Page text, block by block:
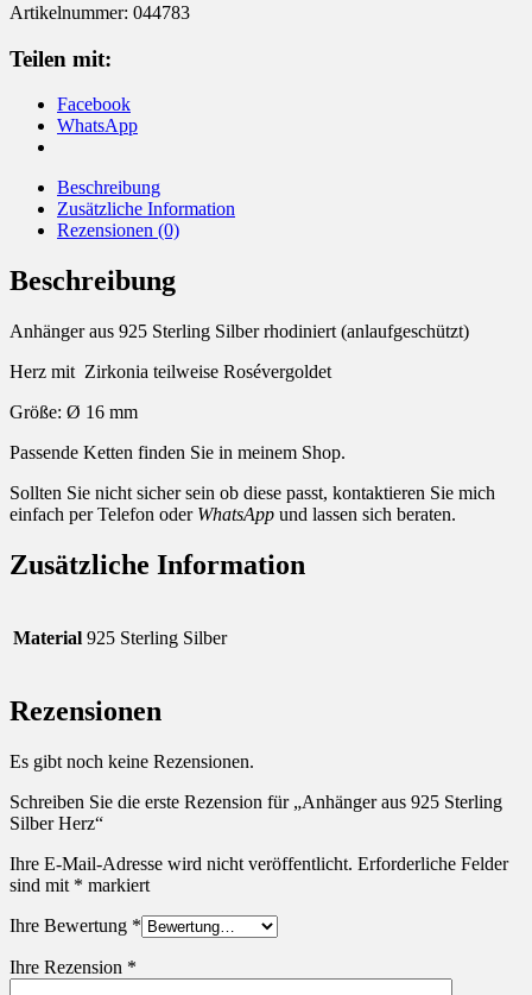
Artikelnummer: 044783
Teilen mit:
Facebook
WhatsApp
Beschreibung
Zusätzliche Information
Rezensionen (0)
Beschreibung
Anhänger aus 925 Sterling Silber rhodiniert (anlaufgeschützt)
Herz mit Zirkonia teilweise Rosévergoldet
Größe: Ø 16 mm
Passende Ketten finden Sie in meinem Shop.
Sollten Sie nicht sicher sein ob diese passt, kontaktieren Sie mich
einfach per Telefon oder WhatsApp und lassen sich beraten.
Zusätzliche Information
Material 925 Sterling Silber
Rezensionen
Es gibt noch keine Rezensionen.
Schreiben Sie die erste Rezension für „Anhänger aus 925 Sterling
Silber Herz“
Ihre E-Mail-Adresse wird nicht veröffentlicht. Erforderliche Felder
sind mit * markiert
Ihre Bewertung *
Ihre Rezension *